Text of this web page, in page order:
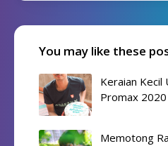
You may like these
Keraian Kecil
Promax 2020
Memotong